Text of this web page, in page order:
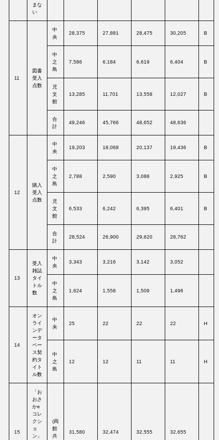
まな
い
11
図書
受入
点数
中
央
28,375 27,881 28,475 30,205 B
中
之
島
7,586 6,184 6,619 6,404 B
児
文
館
13,285 11,701 13,558 12,027 B
合
計
49,246 45,766 48,652 48,636
12
購入
受入
点数
中
央
19,203 18,068 20,137 19,436 B
中
之
島
2,788 2,590 3,088 2,925 B
児
文
館
6,533 6,242 6,395 6,401 B
合
計
28,524 26,900 29,620 28,762
13
受入
雑誌
タイ
トル
数
中
央
3,343 3,216 3,142 3,052
中
之
島
1,624 1,558 1,509 1,496
14
オン
ライ
ンデ
ータ
ベー
ス契
約タ
イト
ル数
中
央
25 22 22 22 H
中
之
島
12 12 11 11 H
15
「お
おさ
かe
コレ
クシ
ョ
ン」
(両
館
共
31,580 32,474 32,555 32,655